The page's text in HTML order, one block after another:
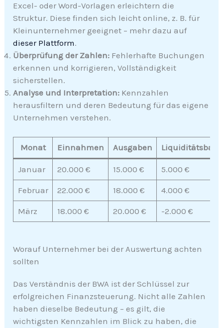
Excel- oder Word-Vorlagen erleichtern die
Struktur. Diese finden sich leicht online, z. B. für
Kleinunternehmer geeignet – mehr dazu auf
dieser Plattform.
Überprüfung der Zahlen: Fehlerhafte Buchungen
erkennen und korrigieren, Vollständigkeit
sicherstellen.
Analyse und Interpretation: Kennzahlen
herausfiltern und deren Bedeutung für das eigene
Unternehmen verstehen.
Monat Einnahmen Ausgaben
Januar 20.000 € 15.000 € 5.000 €
Februar 22.000 € 18.000 € 4.000 €
März 18.000 € 20.000 € -2.000 €
Worauf Unternehmer bei der Auswertung achten
sollten
Das Verständnis der BWA ist der Schlüssel zur
erfolgreichen Finanzsteuerung. Nicht alle Zahlen
haben dieselbe Bedeutung – es gilt, die
wichtigsten Kennzahlen im Blick zu haben, die